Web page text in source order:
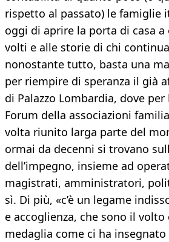
rispetto al passato) le famiglie
oggi di aprire la porta di casa
volti e alle storie di chi
nonostante tutto, basta una
per riempire di speranza il già
di Palazzo Lombardia, dove per
Forum della associazioni
volta riunito larga parte del
ormai da decenni si trovano
dell’impegno, insieme ad
magistrati, amministratori,
sì. Di più, «c’è un legame
e accoglienza, che sono il volto
medaglia come ci ha insegnato